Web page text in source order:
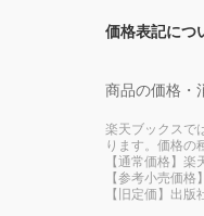
価格表記につ
商品の価格・
楽天ブックスで
ります。価格の
【通常価格】楽
【参考小売価格
【旧定価】出版